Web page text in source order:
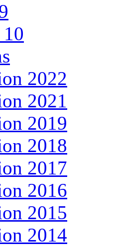
2022
2021
2019
2018
2017
2016
2015
2014